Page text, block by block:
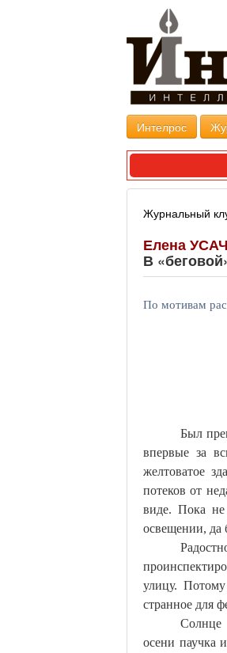
Интелрос
Журнальный
Елена
В
По мотивам
Был
впервые за
желтоватое
потеков от
виде. Пока
освещении, да
улицу.
странное для
Солнце
осени паучка